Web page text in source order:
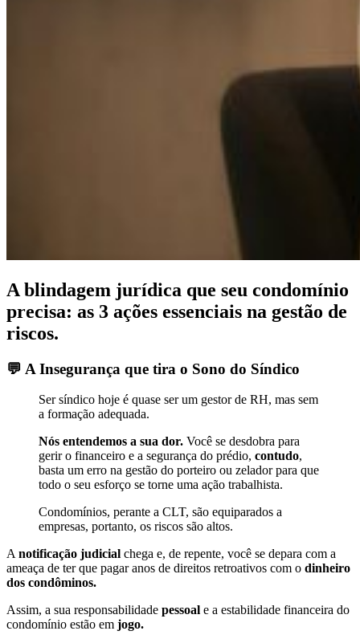
A blindagem jurídica que seu condomínio
precisa: as 3 ações essenciais na gestão de
riscos.
💬 A Insegurança que tira o Sono do Síndico
Ser síndico hoje é quase ser um gestor de RH, mas sem
a formação adequada.
Nós entendemos a sua dor. Você se desdobra para
gerir o financeiro e a segurança do prédio, contudo,
basta um erro na gestão do porteiro ou zelador para que
todo o seu esforço se torne uma ação trabalhista.
Condomínios, perante a CLT, são equiparados a
empresas, portanto, os riscos são altos.
A notificação judicial chega e, de repente, você se depara com a
ameaça de ter que pagar anos de direitos retroativos com o dinheiro
dos condôminos.
Assim, a sua responsabilidade pessoal e a estabilidade financeira do
condomínio estão em jogo.